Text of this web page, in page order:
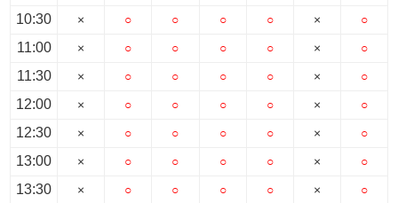
10:30
11:00
11:30
12:00
12:30
13:00
13:30
×
×
×
×
×
×
×
○
○
○
○
○
○
○
○
○
○
○
○
○
○
○
○
○
○
○
○
○
○
○
○
○
○
○
○
×
×
×
×
×
×
×
○
○
○
○
○
○
○